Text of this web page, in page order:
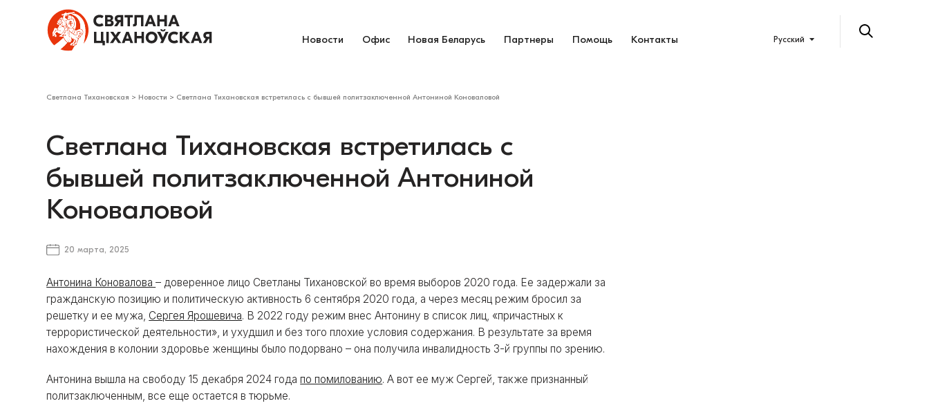
Новости Офис Новая Беларусь Партнеры Помощь Контакты Русский
Светлана Тихановская > Новости > Светлана Тихановская встретилась с бывшей политзаключенной Антониной Коноваловой
Светлана Тихановская встретилась с
бывшей политзаключенной Антониной
Коноваловой
20 марта, 2025
Антонина Коновалова– доверенное лицо Светланы Тихановской во время выборов 2020 года. Ее задержали за
гражданскую позицию и политическую активность 6 сентября 2020 года, а через месяц режим бросил за
решетку и ее мужа, Сергея Ярошевича. В 2022 году режим внес Антонину в список лиц, «причастных к
террористической деятельности», и ухудшил и без того плохие условия содержания. В результате за время
нахождения в колонии здоровье женщины было подорвано – она получила инвалидность 3-й группы по зрению.
Антонина вышла на свободу 15 декабря 2024 годапо помилованию. А вот ее муж Сергей, также признанный
политзаключенным, все еще остается в тюрьме.